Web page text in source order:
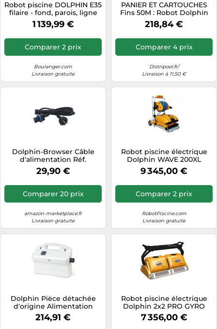
Robot piscine DOLPHIN E35
filaire - fond, parois, ligne
d'eau - caddy de transport
1 139,99 €
Comparer 2 prix
Boulanger.com
Livraison gratuite
PANIER ET CARTOUCHES
Fins 50M : Robot Dolphin
S300
218,84 €
Comparer 4 prix
Distripool.fr/
Livraison à 11,50 €
Dolphin-Browser Câble
d'alimentation Réf.
58984401LF – 1,83 m – Prise
européenne
29,90 €
Comparer 20 prix
amazon-marketplace.fr
Livraison gratuite
Robot piscine électrique
Dolphin WAVE 200XL
télécommande et chariot
9 345,00 €
Comparer 2 prix
RobotPiscine.com
Livraison gratuite
Dolphin Pièce détachée
d'origine Alimentation
Robot Basique - Référence
Produit 9995670-ASSY
214,91 €
Robot piscine électrique
Dolphin 2x2 PRO GYRO
brosses bi-matière
7 356,00 €